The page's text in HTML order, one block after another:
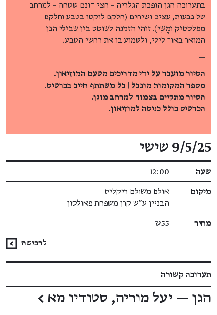
בתערוכה הגן הופכת הגלריה – חצי דונם שטחה – למרחב
של גבעות, עצים ושיחים (חלקם לוקטו בטבע וחלקם
מפלסטיק ומֶֶשִִׁי). זוהי הזמנה לשוטט בין שבילי הגן
המואר באור לילי, ולשמוע בו את רחשי הטבע.
—
הסיור מועבר על ידי מדריכים מטעם המוזיאון.
מספר המקומות מוגבל | כל משתתף חייב בכרטיס.
הסיור מתקיים בצמוד למרחב מוגן.
הכרטיס כולל כניסה למוזיאון.
פרטי האירוע
9/5/25 שישי
שעה 12:00
מיקום
אולם משולם ריקליס
הבניין ע"ש קרן משפחת פאולסון
מחיר ₪55
לרכישה
תערוכה קשורה
הגן — יעל מוריה, סטודיו מא ←